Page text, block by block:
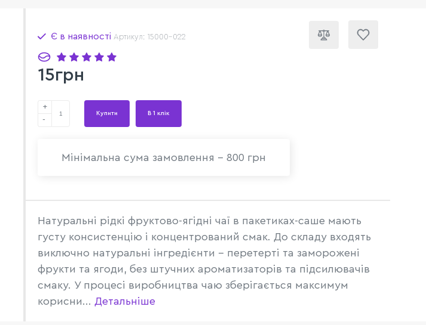
Є в наявності Артикул: 15000-022
15грн
+
-
Купити В 1 клік
Мінімальна сума замовлення - 800 грн
Натуральні рідкі фруктово-ягідні чаї в пакетиках-саше мають
густу консистенцію і концентрований смак. До складу входять
виключно натуральні інгредієнти – перетерті та заморожені
фрукти та ягоди, без штучних ароматизаторів та підсилювачів
смаку. У процесі виробництва чаю зберігається максимум
корисни... Детальніше